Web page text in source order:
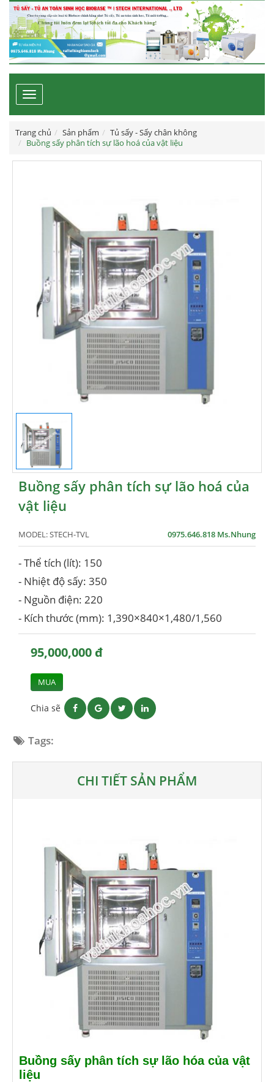
Toggle
navigation
Trang chủ Sản phẩm
Tủ sấy - Sấy chân không
Buồng sấy phân tích sự lão hoá của vật liệu
Buồng sấy phân tích sự lão hoá của
vật liệu
MODEL:STECH-TVL 0975.646.818 Ms.Nhung
- Thể tích (lít): 150
- Nhiệt độ sấy: 350
- Nguồn điện: 220
- Kích thước (mm): 1,390×840×1,480/1,560
95,000,000 đ
MUA
Chia sẽ
Tags:
CHI TIẾT SẢN PHẨM
Buồng sấy phân tích sự lão hóa của vật
liệu